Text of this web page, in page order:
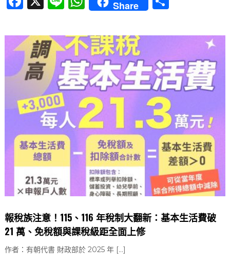
c
e
b
o
o
k
e
h
at
s
A
p
p
Share
報稅族注意！115、116 年稅制大翻新：基本生活費破
21 萬、免稅額與課稅級距全面上修
作者：有朝代書 財政部於 2025 年 […]